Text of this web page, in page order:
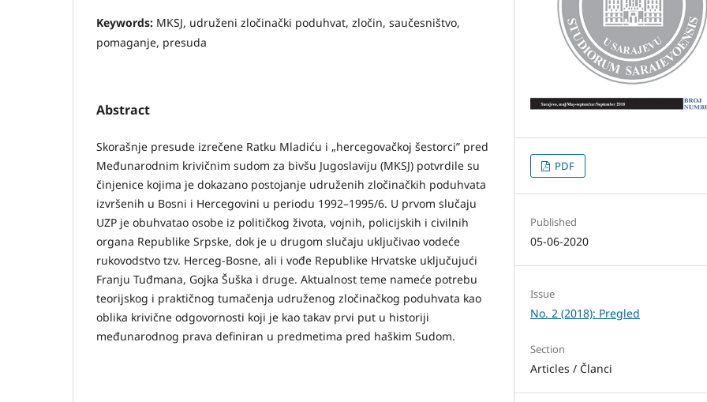
Keywords: MKSJ, udruženi zločinački poduhvat, zločin, saučesništvo,
pomaganje, presuda
Abstract
Skorašnje presude izrečene Ratku Mladiću i „hercegovačkoj šestorci” pred
Međunarodnim krivičnim sudom za bivšu Jugoslaviju (MKSJ) potvrdile su
činjenice kojima je dokazano postojanje udruženih zločinačkih poduhvata
izvršenih u Bosni i Hercegovini u periodu 1992–1995/6. U prvom slučaju
UZP je obuhvatao osobe iz političkog života, vojnih, policijskih i civilnih
organa Republike Srpske, dok je u drugom slučaju uključivao vodeće
rukovodstvo tzv. Herceg-Bosne, ali i vođe Republike Hrvatske uključujući
Franju Tuđmana, Gojka Šuška i druge. Aktualnost teme nameće potrebu
teorijskog i praktičnog tumačenja udruženog zločinačkog poduhvata kao
oblika krivične odgovornosti koji je kao takav prvi put u historiji
međunarodnog prava definiran u predmetima pred haškim Sudom.
PDF
Published
05-06-2020
Issue
No. 2 (2018): Pregled
Section
Articles / Članci